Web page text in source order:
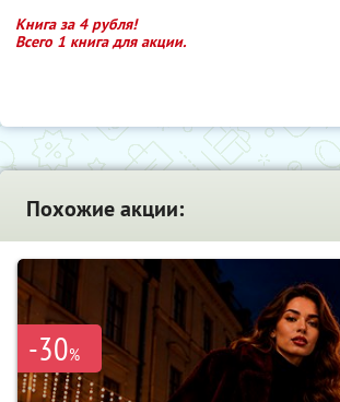
Книга за 4 рубля!
Всего 1 книга для акции.
Похожие акции:
-30%